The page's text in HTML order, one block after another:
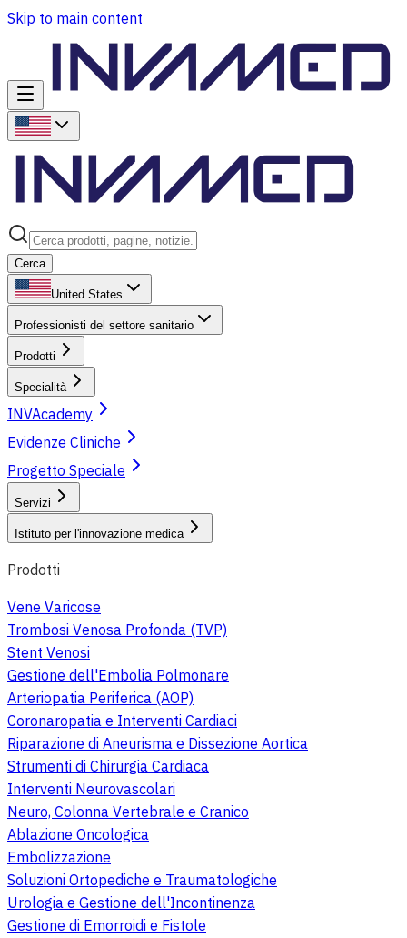
Skip to main content
Cerca
United States
Professionisti del settore sanitario
Prodotti
Specialità
INVAcademy
Evidenze Cliniche
Progetto Speciale
Servizi
Istituto per l'innovazione medica
Prodotti
Vene Varicose
Trombosi Venosa Profonda (TVP)
Stent Venosi
Gestione dell'Embolia Polmonare
Arteriopatia Periferica (AOP)
Coronaropatia e Interventi Cardiaci
Riparazione di Aneurisma e Dissezione Aortica
Strumenti di Chirurgia Cardiaca
Interventi Neurovascolari
Neuro, Colonna Vertebrale e Cranico
Ablazione Oncologica
Embolizzazione
Soluzioni Ortopediche e Traumatologiche
Urologia e Gestione dell'Incontinenza
Gestione di Emorroidi e Fistole